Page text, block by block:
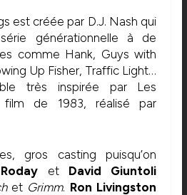
est créée par D.J. Nash qui
générationnelle à de
comme Hank, Guys with
Up Fisher, Traffic Light…
très inspirée par Les
film de 1983, réalisé par
gros casting puisqu’on
et David Giuntoli
et Grimm. Ron Livingston